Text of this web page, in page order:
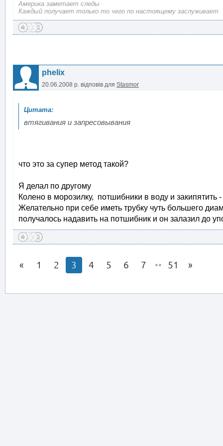
Америка заметает следы
Каждый получает только то чего по настоящему заслуживает
phelix
20.06.2008 р. відповів для Stasmor
втягивания и запресовывания
что это за супер метод такой?
Я делал по другому
Колено в морозилку, потшибники в воду и закипятить
Желательно при себе иметь трубку чуть большего
получалось надавить на потшибник и он залазил до
1 2 3 4 5 6 7 •• 51